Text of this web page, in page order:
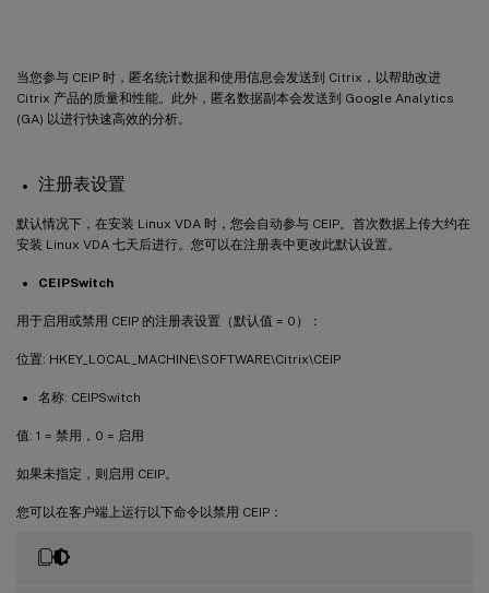
当您参与 CEIP 时，匿名统计数据和使用信息会发送到 Citrix，以帮助改进
Citrix 产品的质量和性能。此外，匿名数据副本会发送到 Google Analytics
(GA) 以进行快速高效的分析。
注册表设置
默认情况下，在安装 Linux VDA 时，您会自动参与 CEIP。首次数据上传大约在
安装 Linux VDA 七天后进行。您可以在注册表中更改此默认设置。
CEIPSwitch
用于启用或禁用 CEIP 的注册表设置（默认值 = 0）：
位置: HKEY_LOCAL_MACHINE\SOFTWARE\Citrix\CEIP
名称: CEIPSwitch
值: 1 = 禁用，0 = 启用
如果未指定，则启用 CEIP。
您可以在客户端上运行以下命令以禁用 CEIP：